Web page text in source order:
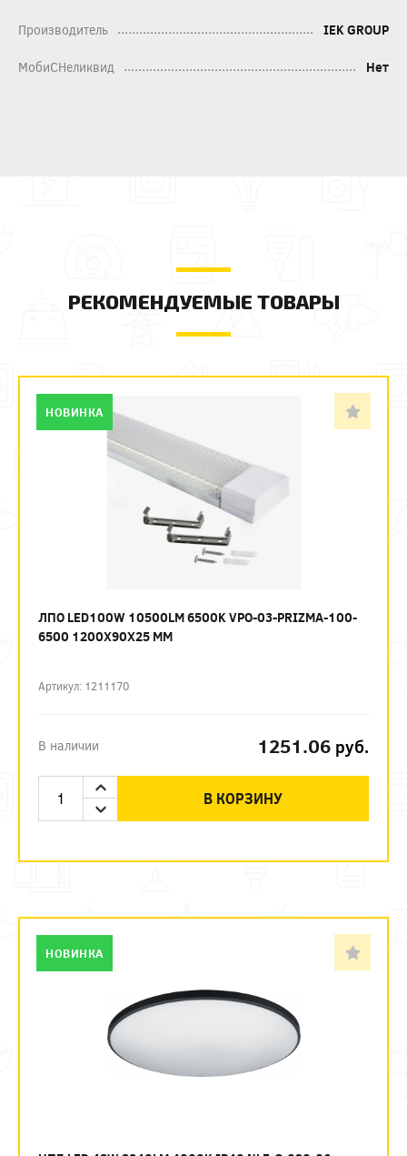
Производитель IEK GROUP
МобиСНеликвид Нет
РЕКОМЕНДУЕМЫЕ ТОВАРЫ
ЛПО LED100W 10500LM 6500K VPO-03-PRIZMA-100-
6500 1200Х90Х25 ММ
Артикул: 1211170
В наличии 1251.06 руб.
В КОРЗИНУ
НОВИНКА
НОВИНКА